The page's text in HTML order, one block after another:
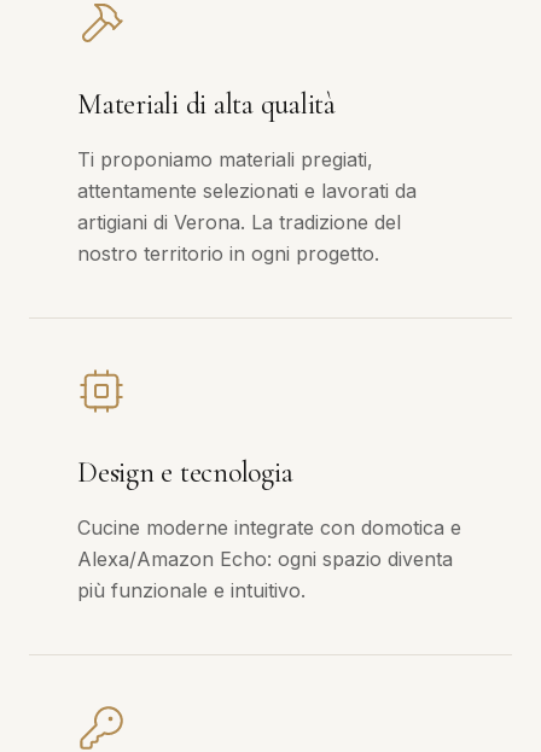
Materiali di alta qualità
Ti proponiamo materiali pregiati,
attentamente selezionati e lavorati da
artigiani di Verona. La tradizione del
nostro territorio in ogni progetto.
Design e tecnologia
Cucine moderne integrate con domotica e
Alexa/Amazon Echo: ogni spazio diventa
più funzionale e intuitivo.